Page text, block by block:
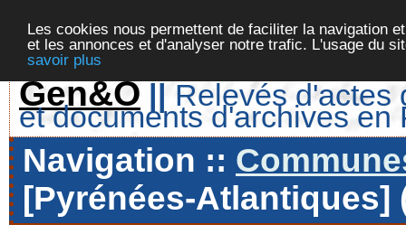
Les cookies nous permettent de faciliter la navigation
et les annonces et d'analyser notre trafic. L'usage du
savoir plus
Gen&O || Relevés d'actes
et documents d'archives en
Navigation ::
[Pyrénées-Atlantiques]